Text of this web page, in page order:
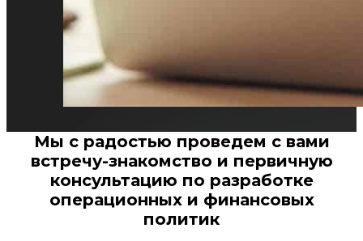
Мы с радостью проведем с вами
встречу-знакомство и первичную
консультацию по разработке
операционных и финансовых
политик